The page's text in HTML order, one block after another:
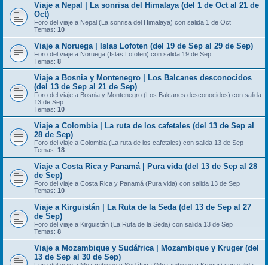
Viaje a Nepal | La sonrisa del Himalaya (del 1 de Oct al 21 de
Oct)
Foro del viaje a Nepal (La sonrisa del Himalaya) con salida 1 de Oct
Temas: 10
Viaje a Noruega | Islas Lofoten (del 19 de Sep al 29 de Sep)
Foro del viaje a Noruega (Islas Lofoten) con salida 19 de Sep
Temas: 8
Viaje a Bosnia y Montenegro | Los Balcanes desconocidos
(del 13 de Sep al 21 de Sep)
Foro del viaje a Bosnia y Montenegro (Los Balcanes desconocidos) con salida
13 de Sep
Temas: 10
Viaje a Colombia | La ruta de los cafetales (del 13 de Sep al
28 de Sep)
Foro del viaje a Colombia (La ruta de los cafetales) con salida 13 de Sep
Temas: 18
Viaje a Costa Rica y Panamá | Pura vida (del 13 de Sep al 28
de Sep)
Foro del viaje a Costa Rica y Panamá (Pura vida) con salida 13 de Sep
Temas: 10
Viaje a Kirguistán | La Ruta de la Seda (del 13 de Sep al 27
de Sep)
Foro del viaje a Kirguistán (La Ruta de la Seda) con salida 13 de Sep
Temas: 8
Viaje a Mozambique y Sudáfrica | Mozambique y Kruger (del
13 de Sep al 30 de Sep)